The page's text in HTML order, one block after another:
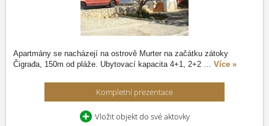
Apartmány se nacházejí na ostrově Murter na začátku zátoky
Čigrađa, 150m od pláže. Ubytovací kapacita 4+1, 2+2 … Více »
Kompletní prezentace
Vložit objekt do své aktovky